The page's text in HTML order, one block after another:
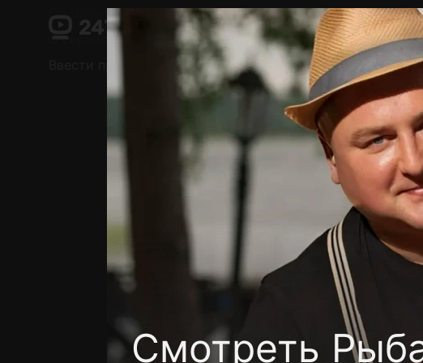
Смотреть
Поддержка:
support@24h.tv
Пользовательское соглашение Политика
Установить на ТВ Бесплатные